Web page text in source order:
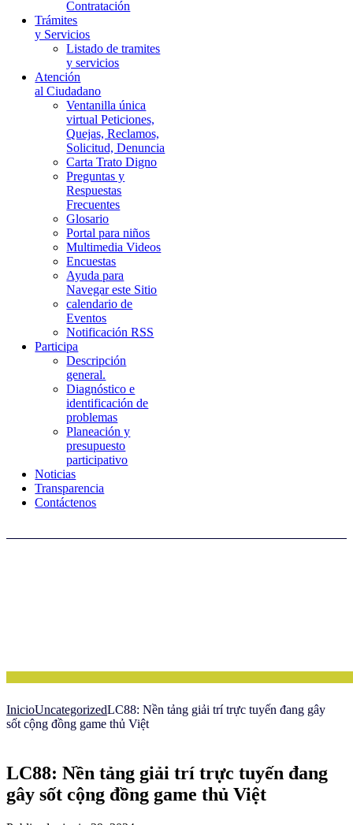
Contratación
Trámites
y Servicios
Listado de tramites
y servicios
Atención
al Ciudadano
Ventanilla única
virtual Peticiones,
Quejas, Reclamos,
Solicitud, Denuncia
Carta Trato Digno
Preguntas y
Respuestas
Frecuentes
Glosario
Portal para niños
Multimedia Videos
Encuestas
Ayuda para
Navegar este Sitio
calendario de
Eventos
Notificación RSS
Participa
Descripción
general.
Diagnóstico e
identificación de
problemas
Planeación y
presupuesto
participativo
Noticias
Transparencia
Contáctenos
InicioUncategorizedLC88: Nền tảng giải trí trực tuyến đang gây
sốt cộng đồng game thủ Việt
LC88: Nền tảng giải trí trực tuyến đang
gây sốt cộng đồng game thủ Việt